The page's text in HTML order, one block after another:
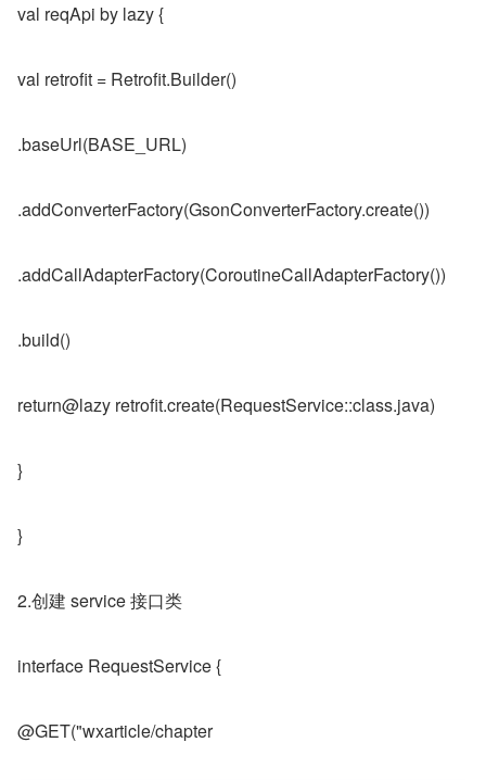
val reqApi by lazy {
val retrofit = Retrofit.Builder()
.baseUrl(BASE_URL)
.addConverterFactory(GsonConverterFactory.create())
.addCallAdapterFactory(CoroutineCallAdapterFactory())
.build()
return@lazy retrofit.create(RequestService::class.java)
}
}
2.创建 service 接口类
interface RequestService {
@GET("wxarticle/chapter